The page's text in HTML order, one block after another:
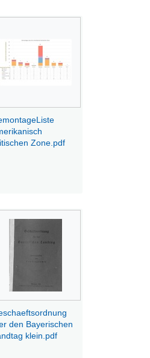
Zone.pdf
den Bayerischen
klein.pdf